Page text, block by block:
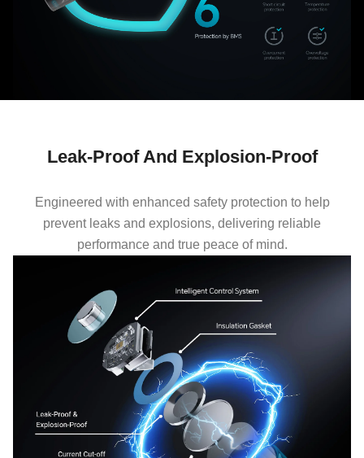
Leak-Proof And Explosion-Proof
Engineered with enhanced safety protection to help
prevent leaks and explosions, delivering reliable
performance and true peace of mind.